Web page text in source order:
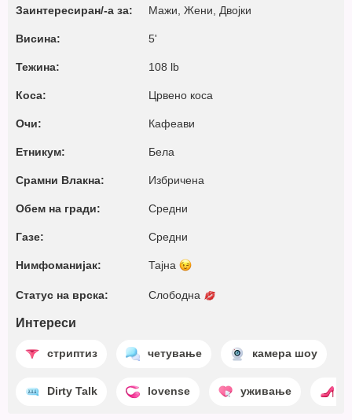
Заинтересиран/-а за: Мажи, Жени, Двојки
Висина: 5'
Тежина: 108 lb
Коса: Црвено коса
Очи: Кафеави
Етникум: Бела
Срамни Влакна: Избричена
Обем на гради: Средни
Газе: Средни
Нимфоманијак: Тајна
Статус на врска: Слободна
Интереси
стриптиз четување камера шоу
Dirty Talk lovense уживање